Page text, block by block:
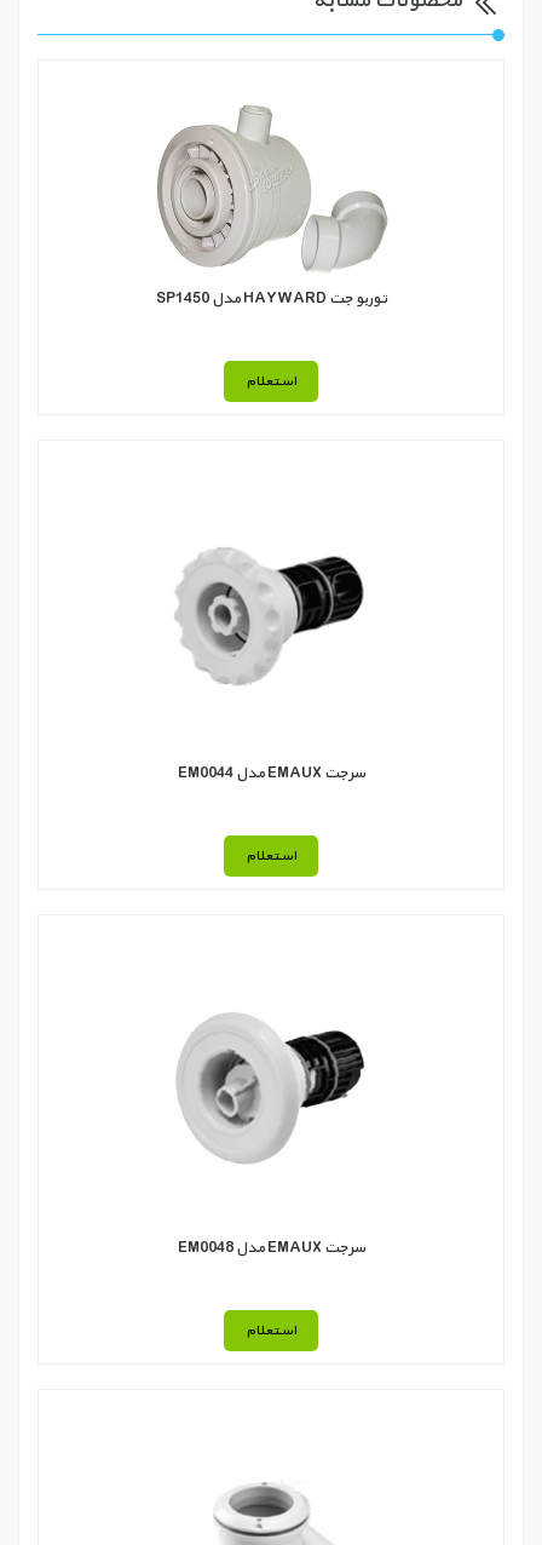
توربو جت HAYWARD مدل SP1450
استعلام
سرجت EMAUX مدل EM0044
استعلام
سرجت EMAUX مدل EM0048
استعلام